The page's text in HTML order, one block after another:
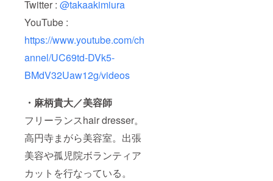
Twitter : @takaakimiura
YouTube :
https://www.youtube.com/ch
annel/UC69td-DVk5-
BMdV32Uaw12g/videos
・麻柄貴大／美容師
フリーランスhair dresser。
高円寺まがら美容室。出張
美容や孤児院ボランティア
カットを行なっている。